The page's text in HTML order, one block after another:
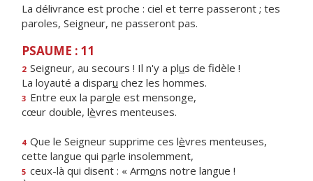
La délivrance est proche : ciel et terre passeront ; tes
paroles, Seigneur, ne passeront pas.
PSAUME : 11
2 Seigneur, au secours ! Il n'y a plus de fidèle !
La loyauté a disparu chez les hommes.
3 Entre eux la parole est mensonge,
cœur double, lèvres menteuses.
4 Que le Seigneur supprime ces lèvres menteuses,
cette langue qui parle insolemment,
5 ceux-là qui disent : « Armons notre langue !